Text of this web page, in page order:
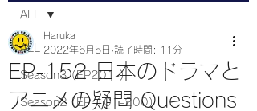
ALL
Season3 (EP201-)
Season2 (EP-101-200)
ALL
EP-152 日本のドラマと
アニメの疑問 Questions
Haruka
2022年6月5日 読了時間: 11分